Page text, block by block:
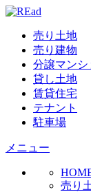
売り土地
売り建物
分譲マンシ
貸し土地
賃貸住宅
テナント
駐車場
メニュー
売り